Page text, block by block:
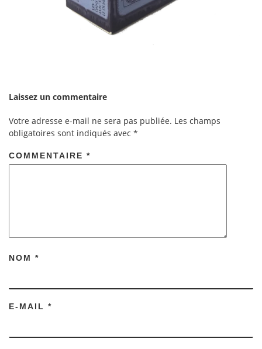
Laissez un commentaire
Votre adresse e-mail ne sera pas publiée. Les champs
obligatoires sont indiqués avec *
COMMENTAIRE *
NOM *
E-MAIL *